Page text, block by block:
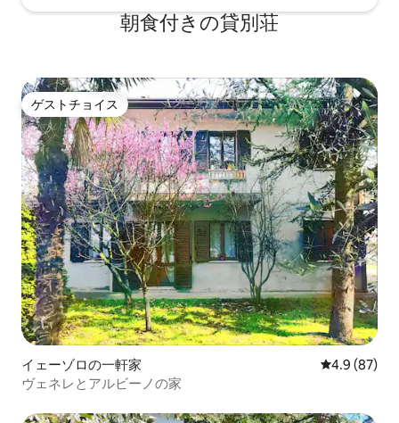
朝食付きの貸別荘
ゲストチョイス
ゲストチョイス
イェーゾロの一軒家 レビュー87
4.9 (87)
ヴェネレとアルビーノの家